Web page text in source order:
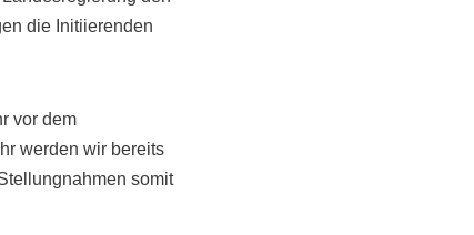
die Initiierenden
vor dem
werden wir bereits
somit